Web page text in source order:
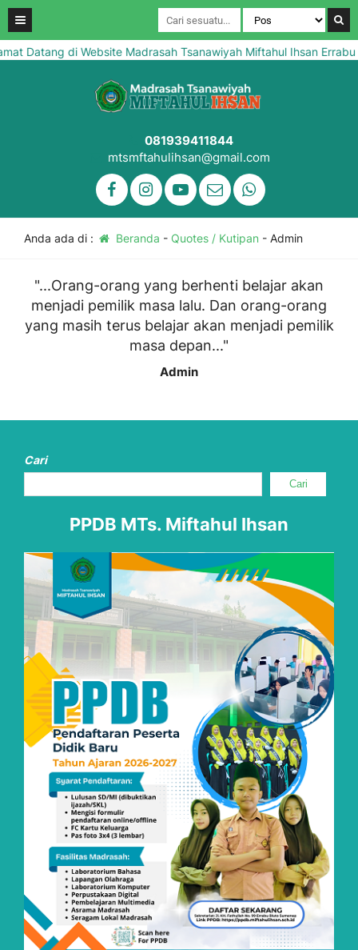
Datang di Website Madrasah Tsanawiyah Miftahul Ihsan Errabu
081939411844
mtsmftahulihsan@gmail.com
Anda ada di : Beranda - Quotes / Kutipan- Admin
"...Orang-orang yang berhenti belajar akan
menjadi pemilik masa lalu. Dan orang-orang
yang masih terus belajar akan menjadi pemilik
masa depan..."
Admin
Cari
Cari
PPDB MTs. Miftahul Ihsan